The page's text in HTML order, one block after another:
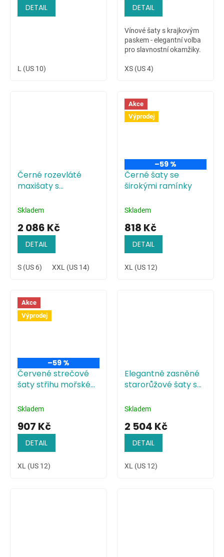
DETAIL
L (US 10)
DETAIL
Vínové šaty s krajkovým
paskem - elegantní volba
pro slavnostní okamžiky.
XS (US 4)
Černé rozevláté
maxišaty s
potiskem
Skladem
2 086 Kč
DETAIL
S (US 6) XXL (US 14)
Akce
Výprodej
–59 %
Černé šaty se
širokými ramínky
Skladem
818 Kč
DETAIL
XL (US 12)
Akce
Výprodej
–59 %
Červené strečové
šaty střihu mořské
Skladem
907 Kč
DETAIL
XL (US 12)
Elegantně zasněné
starorůžové šaty s
živůtkem
Skladem
2 504 Kč
DETAIL
XL (US 12)